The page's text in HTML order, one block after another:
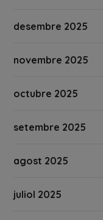
desembre 2025
novembre 2025
octubre 2025
setembre 2025
agost 2025
juliol 2025